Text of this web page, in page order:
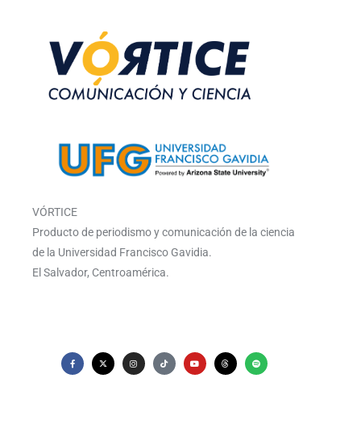
VÓRTICE
Producto de periodismo y comunicación de la ciencia
de la Universidad Francisco Gavidia.
El Salvador, Centroamérica.